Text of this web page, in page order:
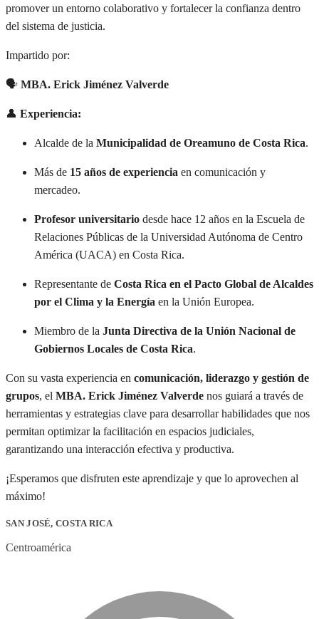
promover un entorno colaborativo y fortalecer la confianza dentro
del sistema de justicia.
Impartido por:
🗣 MBA. Erick Jiménez Valverde
👤 Experiencia:
Alcalde de la Municipalidad de Oreamuno de Costa Rica.
Más de 15 años de experiencia en comunicación y
mercadeo.
Profesor universitario desde hace 12 años en la Escuela de
Relaciones Públicas de la Universidad Autónoma de Centro
América (UACA) en Costa Rica.
Representante de Costa Rica en el Pacto Global de Alcaldes
por el Clima y la Energía en la Unión Europea.
Miembro de la Junta Directiva de la Unión Nacional de
Gobiernos Locales de Costa Rica.
Con su vasta experiencia en comunicación, liderazgo y gestión de
grupos, el MBA. Erick Jiménez Valverde nos guiará a través de
herramientas y estrategias clave para desarrollar habilidades que nos
permitan optimizar la facilitación en espacios judiciales,
garantizando una interacción efectiva y productiva.
¡Esperamos que disfruten este aprendizaje y que lo aprovechen al
máximo!
SAN JOSÉ, COSTA RICA
Centroamérica